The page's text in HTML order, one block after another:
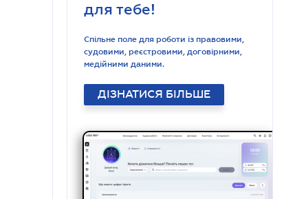
для тебе!
Спільне поле для роботи із правовими,
судовими, реєстровими, договірними,
медійними даними.
ДІЗНАТИСЯ БІЛЬШЕ